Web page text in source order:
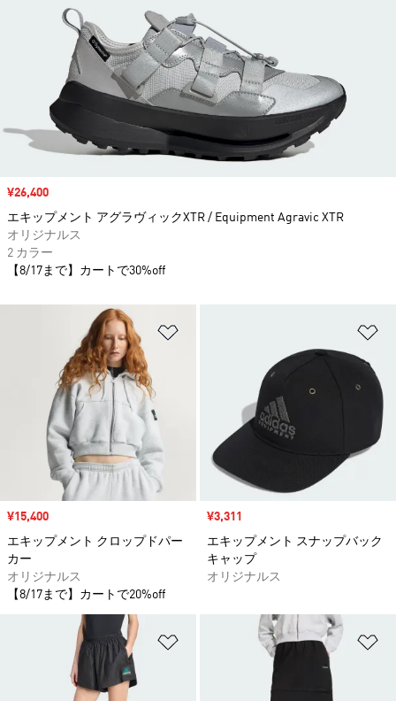
セール価格
¥15,400
エキップメント クロップドパー
カー
オリジナルス
【8/17まで】カートで20%off
セール価格
¥3,311
エキップメント スナップバック
キャップ
オリジナルス
ほしいものリストに追加
セール価格
¥26,400
エキップメント アグラヴィックXTR / Equipment Agravic XTR
オリジナルス
2 カラー
【8/17まで】カートで30%off